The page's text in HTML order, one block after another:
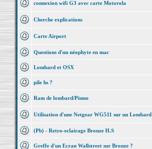
connexion wifi G3 avec carte Motorola
Cherche explications
Carte Airport
Questions d'un néophyte en mac
Lombard et OSX
pile hs ?
Ram de lombard/Pismo
Utilisation d'une Netgear WG511 sur un Lombard
(Pb) - Retro-eclairage Bronze H.S
Greffe d'un Ecran Wallstreet sur Bronze ?